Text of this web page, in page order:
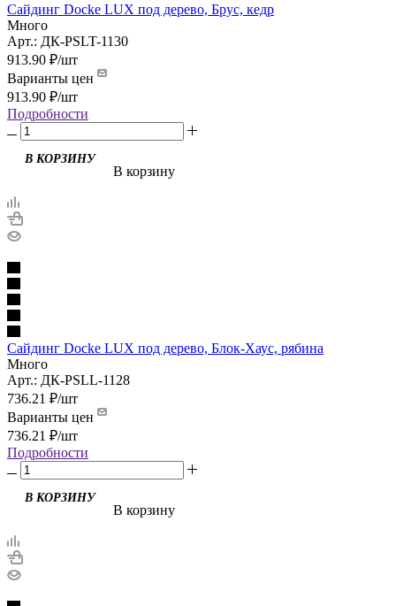
Сайдинг Docke LUX под дерево, Брус, кедр
Много
Арт.: ДК-PSLT-1130
913.90 ₽/шт
Варианты цен
913.90 ₽/шт
Подробности
В корзину
Сайдинг Docke LUX под дерево, Блок-Хаус, рябина
Много
Арт.: ДК-PSLL-1128
736.21 ₽/шт
Варианты цен
736.21 ₽/шт
Подробности
В корзину